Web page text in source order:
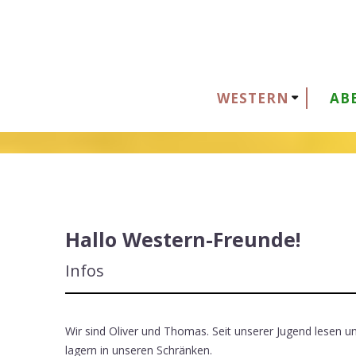
WESTERN
Überblick
Hallo Western-Freunde!
Infos
Wir sind Oliver und Thomas. Seit unserer Jugend lesen
lagern in unseren Schränken.